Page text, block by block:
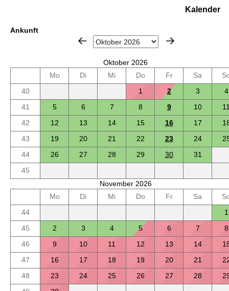
Kalender
Ankunft
Oktober 2026
Mo
Di Mi Do Fr Sa
40
1 2 3
4
41
5 6 7 8 9 10
11
42
12 13 14 15 16 17
43
19 20 21 22 23 24
44
26 27 28 29 30
31
45
November 2026
Mo
Di Mi Do Fr Sa
44
1
45
2 3 4 5 6 7
8
46
9 10 11 12 13 14
47
16 17 18 19 20 21
48
23 24 25 26 27 28